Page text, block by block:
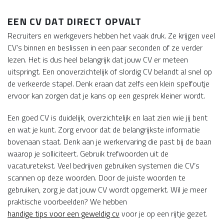
EEN CV DAT DIRECT OPVALT
Recruiters en werkgevers hebben het vaak druk. Ze krijgen veel
CV’s binnen en beslissen in een paar seconden of ze verder
lezen. Het is dus heel belangrijk dat jouw CV er meteen
uitspringt. Een onoverzichtelijk of slordig CV belandt al snel op
de verkeerde stapel. Denk eraan dat zelfs een klein spelfoutje
ervoor kan zorgen dat je kans op een gesprek kleiner wordt.
Een goed CV is duidelijk, overzichtelijk en laat zien wie jij bent
en wat je kunt. Zorg ervoor dat de belangrijkste informatie
bovenaan staat. Denk aan je werkervaring die past bij de baan
waarop je solliciteert. Gebruik trefwoorden uit de
vacaturetekst. Veel bedrijven gebruiken systemen die CV’s
scannen op deze woorden. Door de juiste woorden te
gebruiken, zorg je dat jouw CV wordt opgemerkt. Wil je meer
praktische voorbeelden? We hebben
handige tips voor een geweldig cv voor je op een rijtje gezet.